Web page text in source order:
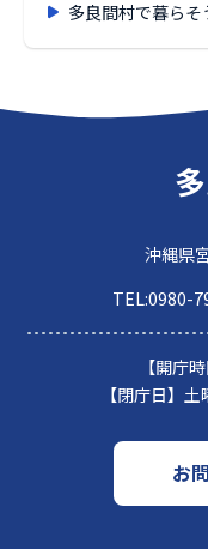
多良間村で暮らそ
沖縄県
TEL:0980-
【開庁時
【閉庁日】 土
お